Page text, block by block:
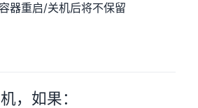
器重启/关机后将不保留
，如果：